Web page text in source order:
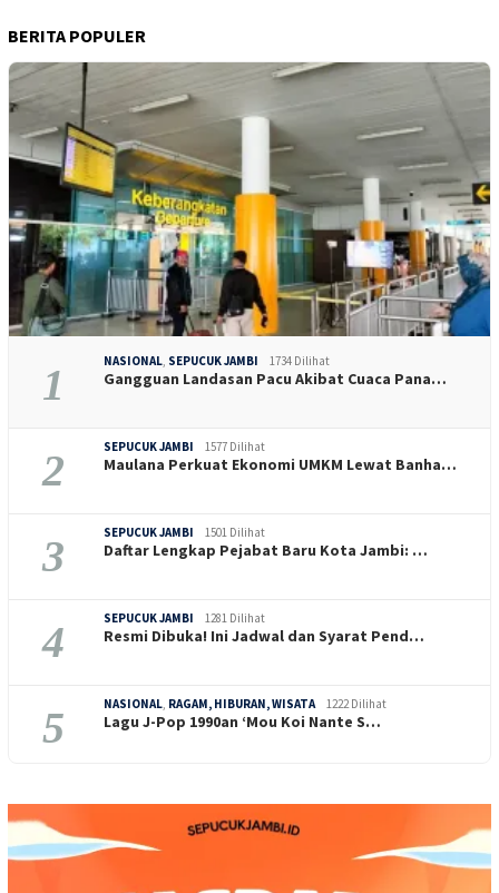
BERITA POPULER
1 NASIONAL, SEPUCUK JAMBI 1734 Dilihat
Gangguan Landasan Pacu Akibat Cuaca Pana…
2 SEPUCUK JAMBI 1577 Dilihat
Maulana Perkuat Ekonomi UMKM Lewat Banha…
3 SEPUCUK JAMBI 1501 Dilihat
Daftar Lengkap Pejabat Baru Kota Jambi: …
4 SEPUCUK JAMBI 1281 Dilihat
Resmi Dibuka! Ini Jadwal dan Syarat Pend…
5 NASIONAL, RAGAM, HIBURAN, WISATA 1222 Dilihat
Lagu J-Pop 1990an ‘Mou Koi Nante S…